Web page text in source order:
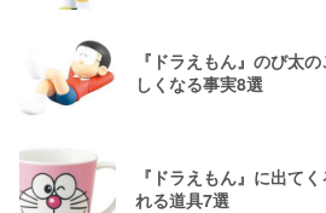
『ドラえもん』のび太
しくなる事実8選
『ドラえもん』に出て
れる道具7選